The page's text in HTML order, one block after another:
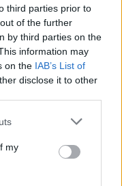
third parties prior to
of the further
by third parties on the
information may
on the IAB’s List of
disclose it to other
my
αποχωρήσεων